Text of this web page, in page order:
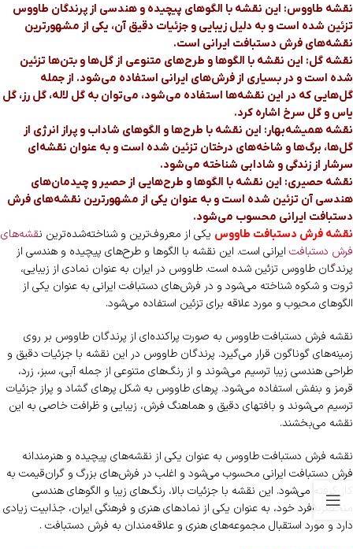
نقشه طاووس: این نقشه با الگوهای پیچیده و هندسی از پرندگان طاووس
تزئین شده است و به دلیل زیبایی و جزئیات دقیق آن، یکی از مشهورترین
نقشه‌های فرش دستبافت ایرانی است.
نقشه گل: این نقشه با الگوها و طرح‌های متنوعی از گل‌ها و بتن‌ها تزئین
شده است و در بسیاری از فرش‌های ایرانی استفاده می‌شود. از جمله
گل‌هایی که در این نقشه‌ها استفاده می‌شود، می‌توان به گل لاله، گل رز، گل
یاس و گل سرخ اشاره کرد.
نقشه همیشه‌بهار: این نقشه با طرح‌ها و الگوهای شاداب و پراز انرژی از
گل‌ها، برگ‌ها و شاخه‌های درختان تزئین شده است و به عنوان نقشه‌ای
سرشار از زندگی و شادابی شناخته می‌شود.
نقشه حصیری: این نقشه با الگوها و طرح‌هایی از حصیر و چیدمان‌های
هندسی آن تزئین شده است و به عنوان یکی از مشهورترین نقشه‌های فرش
دستبافت ایرانی محسوب می‌شود.
نقشه فرش دستبافت طاووس یکی از معروف‌ترین و شناخته‌شده‌ترین نقشه‌های
فرش دستبافت ایرانی است. این نقشه با الگوها و طرح‌های پیچیده و هندسی از
پرندگان طاووس تزئین شده است. طاووس در ایران به عنوان نمادی از زیبایی،
ثروت و شکوه شناخته می‌شود و در فرش‌های دستبافت ایرانی به عنوان یکی از
الگوهای محبوب و مورد علاقه برای تزئین استفاده می‌شود.
نقشه فرش دستبافت طاووس به صورت پراکنده‌ای از پرندگان طاووس بر روی
زمینه‌های گوناگون قرار می‌گیرد. پرندگان طاووس در این نقشه با جزئیات دقیق و
طراحی هندسی زیبا ترسیم می‌شوند و از رنگ‌های متنوعی از جمله آبی، سبز، زرد،
قرمز و بنفش استفاده می‌شود. پرهای طاووس به شکل پرهای گشاد و پراز جزئیات
ترسیم می‌شوند و بافتهای دقیق و هماهنگ فرش، زیبایی و ظرافت خاصی به این
نقشه می‌بخشند.
نقشه فرش دستبافت طاووس به عنوان یکی از نقشه‌های پیچیده و هنرمندانه
فرش دستبافت ایرانی محسوب می‌شود و اغلب در فرش‌های بزرگ و گران‌قیمت به
کار گرفته می‌شود. این نقشه با جزئیات بالا، رنگ‌های زیبا و الگوهای هندسی
منحصربه‌فرد خود، به عنوان یکی از نمادهای هنری و فرهنگی ایران، جذابیت زیادی
دارد و مورد استقبال مجموعه‌های هنری و علاقه‌مندان به فرش دستبافت .